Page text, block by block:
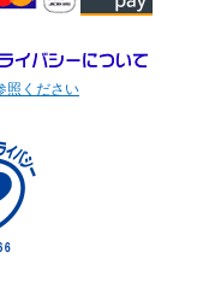
照ください